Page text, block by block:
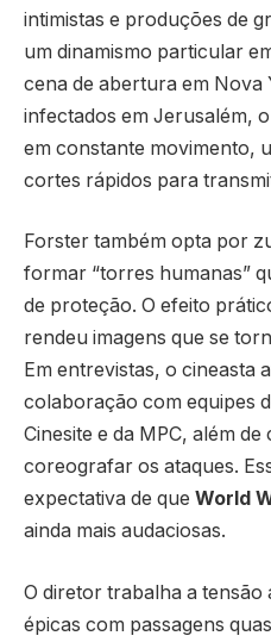
intimistas e produções de
um dinamismo particular
cena de abertura em Nova
infectados em Jerusalém,
em constante movimento,
cortes rápidos para
Forster também opta por
formar “torres humanas”
de proteção. O efeito
rendeu imagens que se
Em entrevistas, o cineasta
colaboração com equipes
Cinesite e da MPC, além
coreografar os ataques.
expectativa de que World
ainda mais audaciosas.
O diretor trabalha a tensão
épicas com passagens